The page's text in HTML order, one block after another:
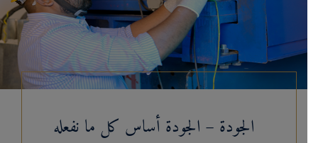
الجودة – الجودة أساس كل ما نفعله